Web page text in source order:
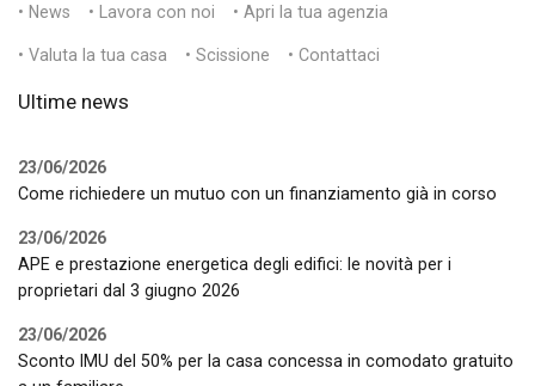
• News • Lavora con noi • Apri la tua agenzia
• Valuta la tua casa • Scissione • Contattaci
Ultime news
23/06/2026
Come richiedere un mutuo con un finanziamento già in corso
23/06/2026
APE e prestazione energetica degli edifici: le novità per i
proprietari dal 3 giugno 2026
23/06/2026
Sconto IMU del 50% per la casa concessa in comodato gratuito